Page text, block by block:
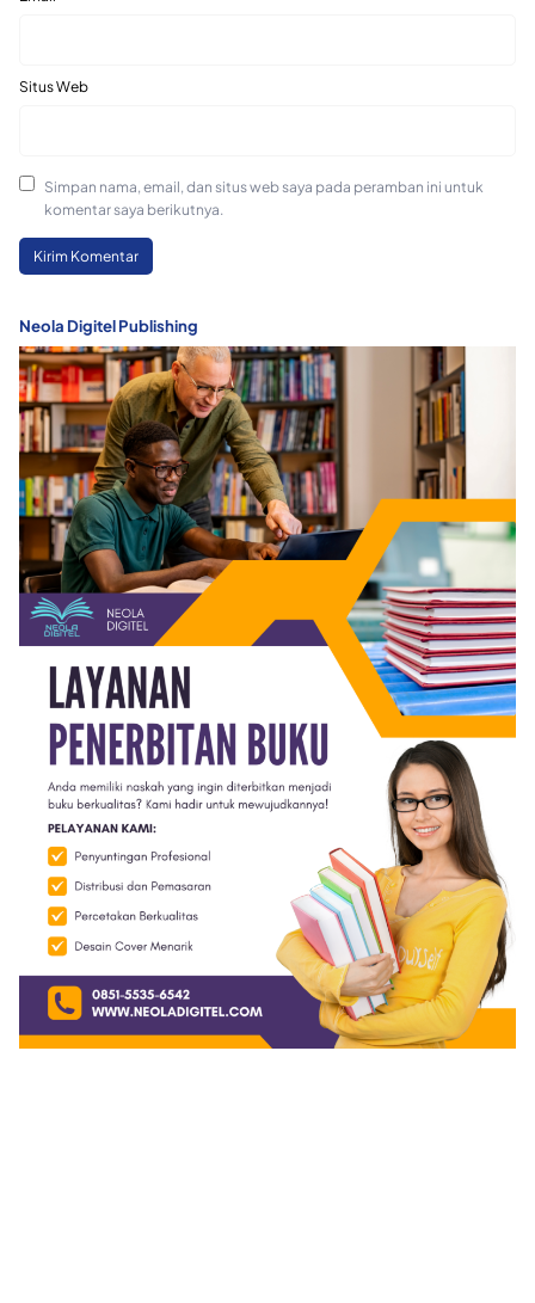
Situs Web
Simpan nama, email, dan situs web saya pada peramban ini untuk
komentar saya berikutnya.
Neola Digitel Publishing